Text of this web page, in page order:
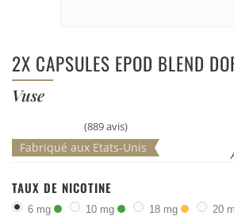
2X CAPSULES EPOD BLEND
Vuse
(889 avis)
TAUX DE NICOTINE
6 mg 10 mg 18 mg 20
Fabriqué aux Etats-Unis